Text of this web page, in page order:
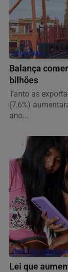
ECONOMIA
Balança
bilhões
Tanto as
(7,6%)
ano...
DIREITOS
Lei que